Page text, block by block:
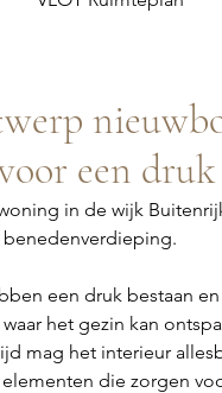
een
in de wijk
een druk bestaan
het gezin kan
mag het interieur
die zorgen